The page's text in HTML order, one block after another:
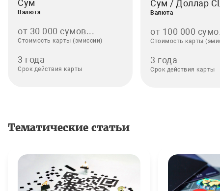
Сум
Валюта
от 30 000 сумов...
Стоимость карты (эмиссии)
3 года
Срок действия карты
Сум / Доллар
Валюта
от 100 000
Стоимость карты
3 года
Срок действия карты
Тематические статьи